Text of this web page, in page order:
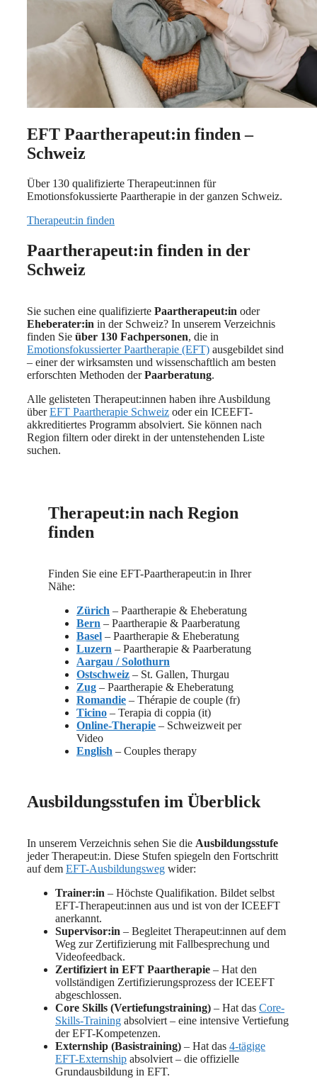
EFT Paartherapeut:in finden –
Schweiz
Über 130 qualifizierte Therapeut:innen für
Emotionsfokussierte Paartherapie in der ganzen Schweiz.
Therapeut:in finden
Paartherapeut:in finden in der
Schweiz
Sie suchen eine qualifizierte Paartherapeut:in oder
Eheberater:in in der Schweiz? In unserem Verzeichnis
finden Sie über 130 Fachpersonen, die in
Emotionsfokussierter Paartherapie (EFT) ausgebildet sind
– einer der wirksamsten und wissenschaftlich am besten
erforschten Methoden derPaarberatung.
Alle gelisteten Therapeut:innen haben ihre Ausbildung
überEFT Paartherapie Schweiz oder ein ICEEFT-
akkreditiertes Programm absolviert. Sie können nach
Region filtern oder direkt in der untenstehenden Liste
suchen.
Therapeut:in nach Region
finden
Finden Sie eine EFT-Paartherapeut:in in Ihrer
Nähe:
Zürich – Paartherapie & Eheberatung
Bern – Paartherapie & Paarberatung
Basel – Paartherapie & Eheberatung
Luzern – Paartherapie & Paarberatung
Aargau / Solothurn
Ostschweiz – St. Gallen, Thurgau
Zug – Paartherapie & Eheberatung
Romandie – Thérapie de couple (fr)
Ticino – Terapia di coppia (it)
Online-Therapie – Schweizweit per
Video
English – Couples therapy
Ausbildungsstufen im Überblick
In unserem Verzeichnis sehen Sie die Ausbildungsstufe
jeder Therapeut:in. Diese Stufen spiegeln den Fortschritt
auf dem EFT-Ausbildungsweg wider:
Trainer:in – Höchste Qualifikation. Bildet selbst
EFT-Therapeut:innen aus und ist von der ICEEFT
anerkannt.
Supervisor:in – Begleitet Therapeut:innen auf dem
Weg zur Zertifizierung mit Fallbesprechung und
Videofeedback.
Zertifiziert in EFT Paartherapie – Hat den
vollständigen Zertifizierungsprozess der ICEEFT
abgeschlossen.
Core Skills (Vertiefungstraining) – Hat das Core-
Skills-Training absolviert – eine intensive Vertiefung
der EFT-Kompetenzen.
Externship (Basistraining) – Hat das 4-tägige
EFT-Externship absolviert – die offizielle
Grundausbildung in EFT.